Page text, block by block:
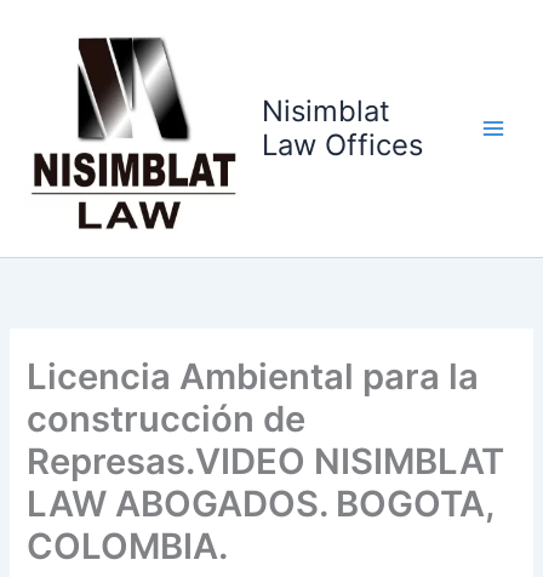
contenido
Nisimblat
Law Offices
Licencia Ambiental para la
construcción de
Represas.VIDEO NISIMBLAT
LAW ABOGADOS. BOGOTA,
COLOMBIA.